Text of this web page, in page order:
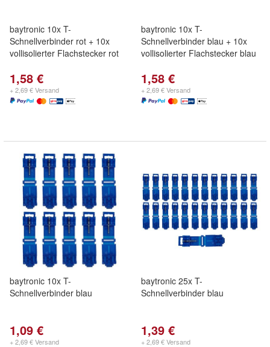
baytronic 10x T-
Schnellverbinder rot + 10x
vollisolierter Flachstecker rot
1,58 €
+ 2,69 € Versand
baytronic 10x T-
Schnellverbinder blau + 10x
vollisolierter Flachstecker blau
1,58 €
+ 2,69 € Versand
baytronic 10x T-
Schnellverbinder blau
1,09 €
+ 2,69 € Versand
baytronic 25x T-
Schnellverbinder blau
1,39 €
+ 2,69 € Versand